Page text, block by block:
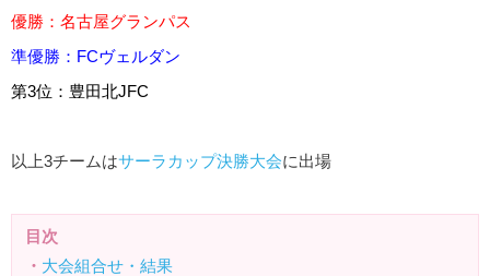
優勝：名古屋グランパス
準優勝：FCヴェルダン
第3位：豊田北JFC
以上3チームはサーラカップ決勝大会に出場
目次
・ 大会組合せ・結果